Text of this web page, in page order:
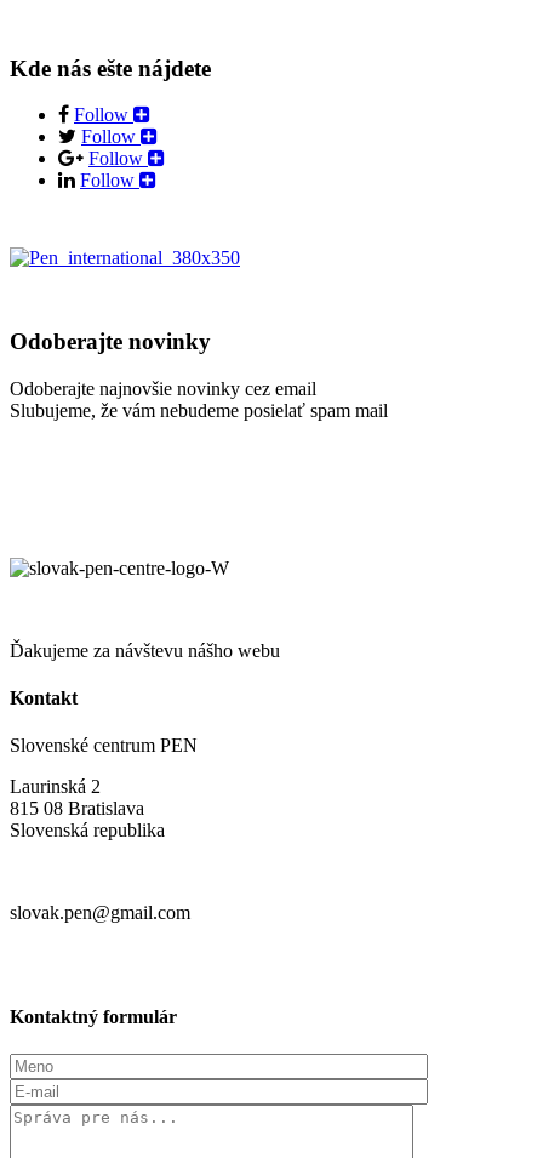
Kde nás ešte nájdete
Follow
Follow
Follow
Follow
Odoberajte novinky
Odoberajte najnovšie novinky cez email
Slubujeme, že vám nebudeme posielať spam mail
Ďakujeme za návštevu nášho webu
Kontakt
Slovenské centrum PEN
Laurinská 2
815 08 Bratislava
Slovenská republika
slovak.pen@gmail.com
Kontaktný formulár